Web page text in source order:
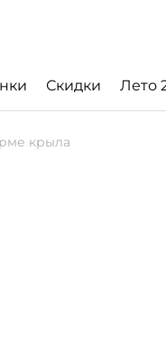
Скидки Лето
крыла